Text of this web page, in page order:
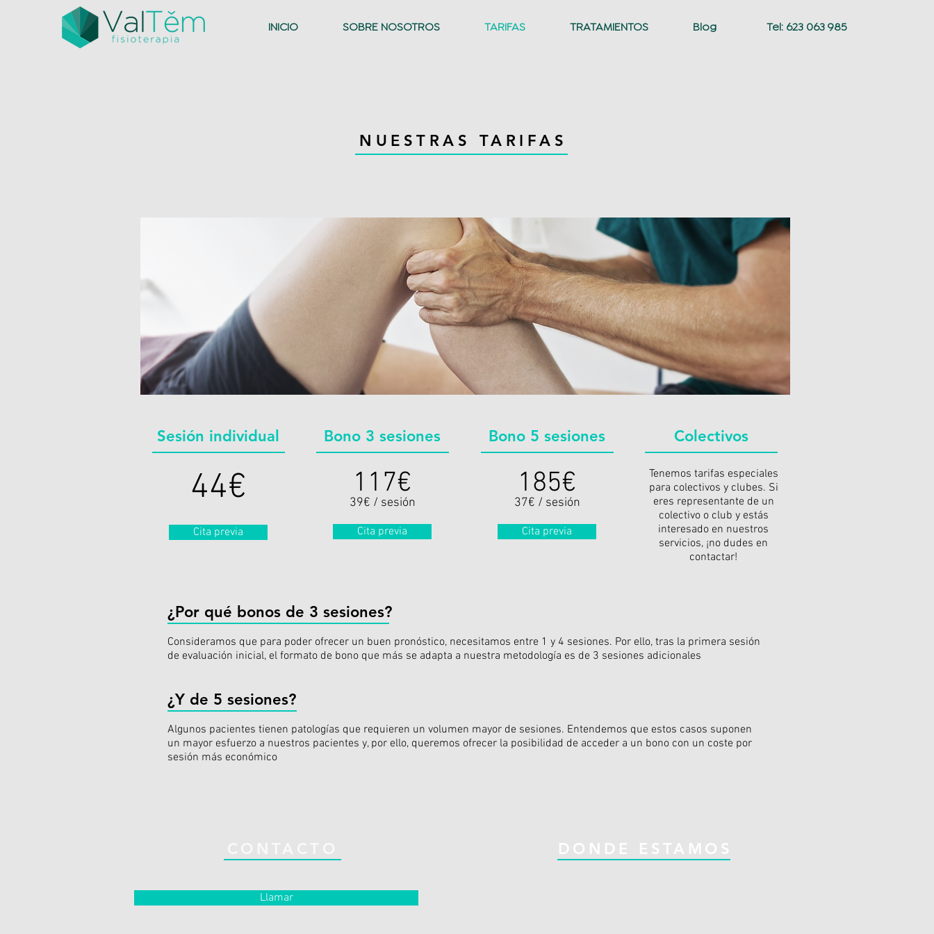
INICIO SOBRE NOSOTROS TARIFAS TRATAMIENTOS Blog Tel: 623 063 985
NUESTRAS TARIFAS
Sesión individual
​44€
Cita previa
Bono 3 sesiones
​117€
39€ / sesión
Cita previa
Bono 5 sesiones
​185€
37€ / sesión
Cita previa
Colectivos
Tenemos tarifas especiales
para colectivos y clubes. Si
eres representante de un
colectivo o club y estás
interesado en nuestros
servicios, ¡no dudes en
contactar!
¿Por qué bonos de 3 sesiones?
Consideramos que para poder ofrecer un buen pronóstico, necesitamos entre 1 y 4 sesiones. Por ello, tras la primera sesión
de evaluación inicial, el formato de bono que más se adapta a nuestra metodología es de 3 sesiones adicionales
¿Y de 5 sesiones?
Algunos pacientes tienen patologías que requieren un volumen mayor de sesiones. Entendemos que estos casos suponen
un mayor esfuerzo a nuestros pacientes y, por ello, queremos ofrecer la posibilidad de acceder a un bono con un coste por
sesión más económico
Llamar
DONDE ESTAMOS